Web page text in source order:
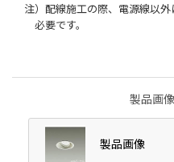
注）配線施工の際、電源線以
必要です。
製品画
製品画像